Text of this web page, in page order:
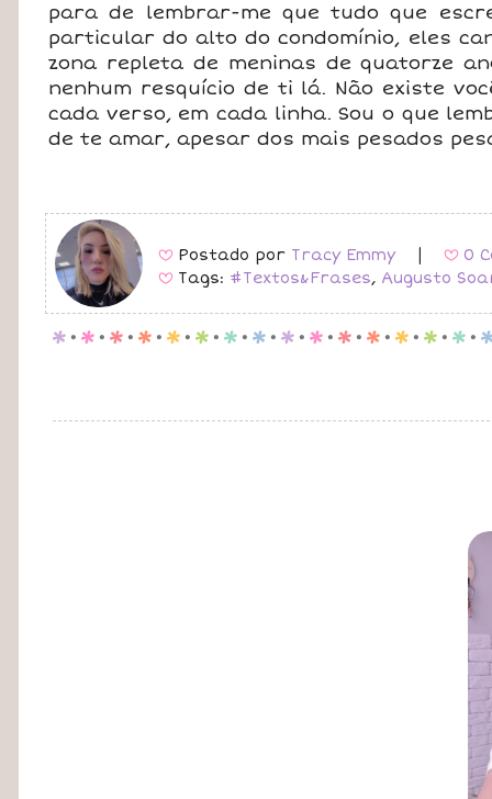
para de lembrar-me que tudo que
particular do alto do condomínio, eles
zona repleta de meninas de quatorze
nenhum resquício de ti lá. Não existe
cada verso, em cada linha. Sou o que
de te amar, apesar dos mais pesados
B Postado por Tracy Emmy B 0
B Tags: #Textos&Frases, Augusto
p . p . p . p . p . p . p . p . p . p . p . p . p . p . p .